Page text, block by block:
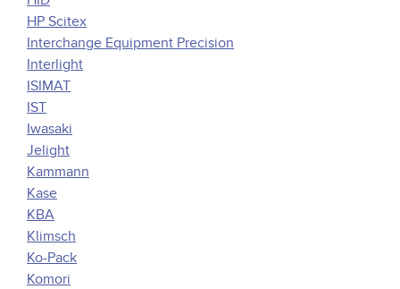
HP Scitex
Interchange Equipment Precision
Interlight
ISIMAT
IST
Iwasaki
Jelight
Kammann
Kase
KBA
Klimsch
Ko-Pack
Komori